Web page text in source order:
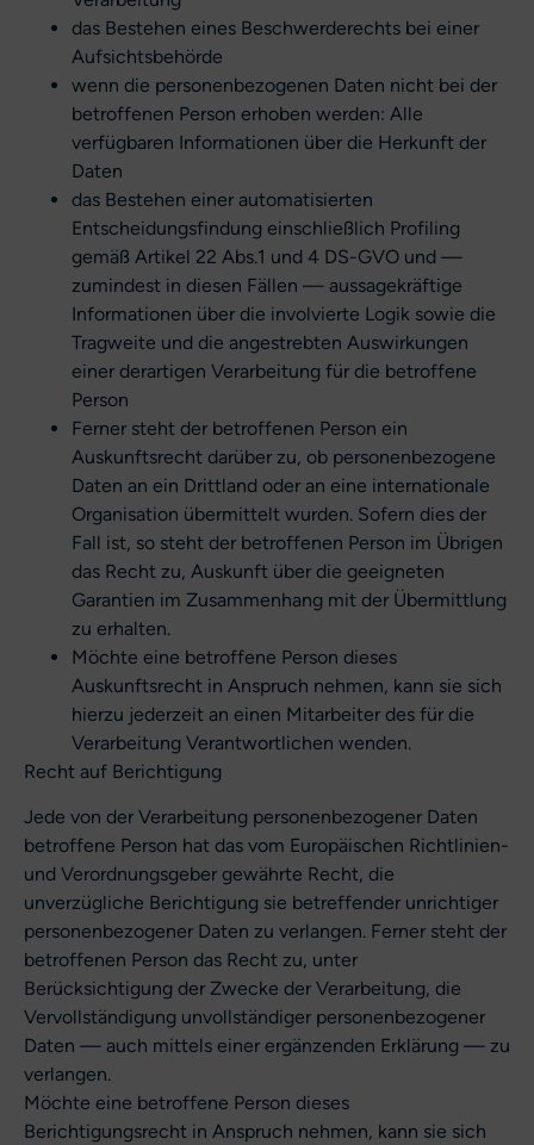
das Bestehen eines Beschwerderechts bei einer
Aufsichtsbehörde
wenn die personenbezogenen Daten nicht bei der
betroffenen Person erhoben werden: Alle
verfügbaren Informationen über die Herkunft der
Daten
das Bestehen einer automatisierten
Entscheidungsfindung einschließlich Profiling
gemäß Artikel 22 Abs.1 und 4 DS-GVO und —
zumindest in diesen Fällen — aussagekräftige
Informationen über die involvierte Logik sowie die
Tragweite und die angestrebten Auswirkungen
einer derartigen Verarbeitung für die betroffene
Person
Ferner steht der betroffenen Person ein
Auskunftsrecht darüber zu, ob personenbezogene
Daten an ein Drittland oder an eine internationale
Organisation übermittelt wurden. Sofern dies der
Fall ist, so steht der betroffenen Person im Übrigen
das Recht zu, Auskunft über die geeigneten
Garantien im Zusammenhang mit der Übermittlung
zu erhalten.
Möchte eine betroffene Person dieses
Auskunftsrecht in Anspruch nehmen, kann sie sich
hierzu jederzeit an einen Mitarbeiter des für die
Verarbeitung Verantwortlichen wenden.
Recht auf Berichtigung
Jede von der Verarbeitung personenbezogener Daten
betroffene Person hat das vom Europäischen Richtlinien-
und Verordnungsgeber gewährte Recht, die
unverzügliche Berichtigung sie betreffender unrichtiger
personenbezogener Daten zu verlangen. Ferner steht der
betroffenen Person das Recht zu, unter
Berücksichtigung der Zwecke der Verarbeitung, die
Vervollständigung unvollständiger personenbezogener
Daten — auch mittels einer ergänzenden Erklärung — zu
verlangen.
Möchte eine betroffene Person dieses
Berichtigungsrecht in Anspruch nehmen, kann sie sich